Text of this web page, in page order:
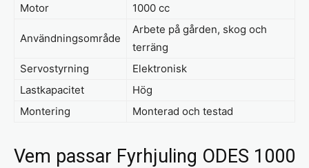
Motor
1000 cc
Användningsområde
Arbete på gården, skog och
terräng
Servostyrning
Elektronisk
Lastkapacitet
Hög
Montering
Monterad och testad
Vem passar Fyrhjuling ODES 1000